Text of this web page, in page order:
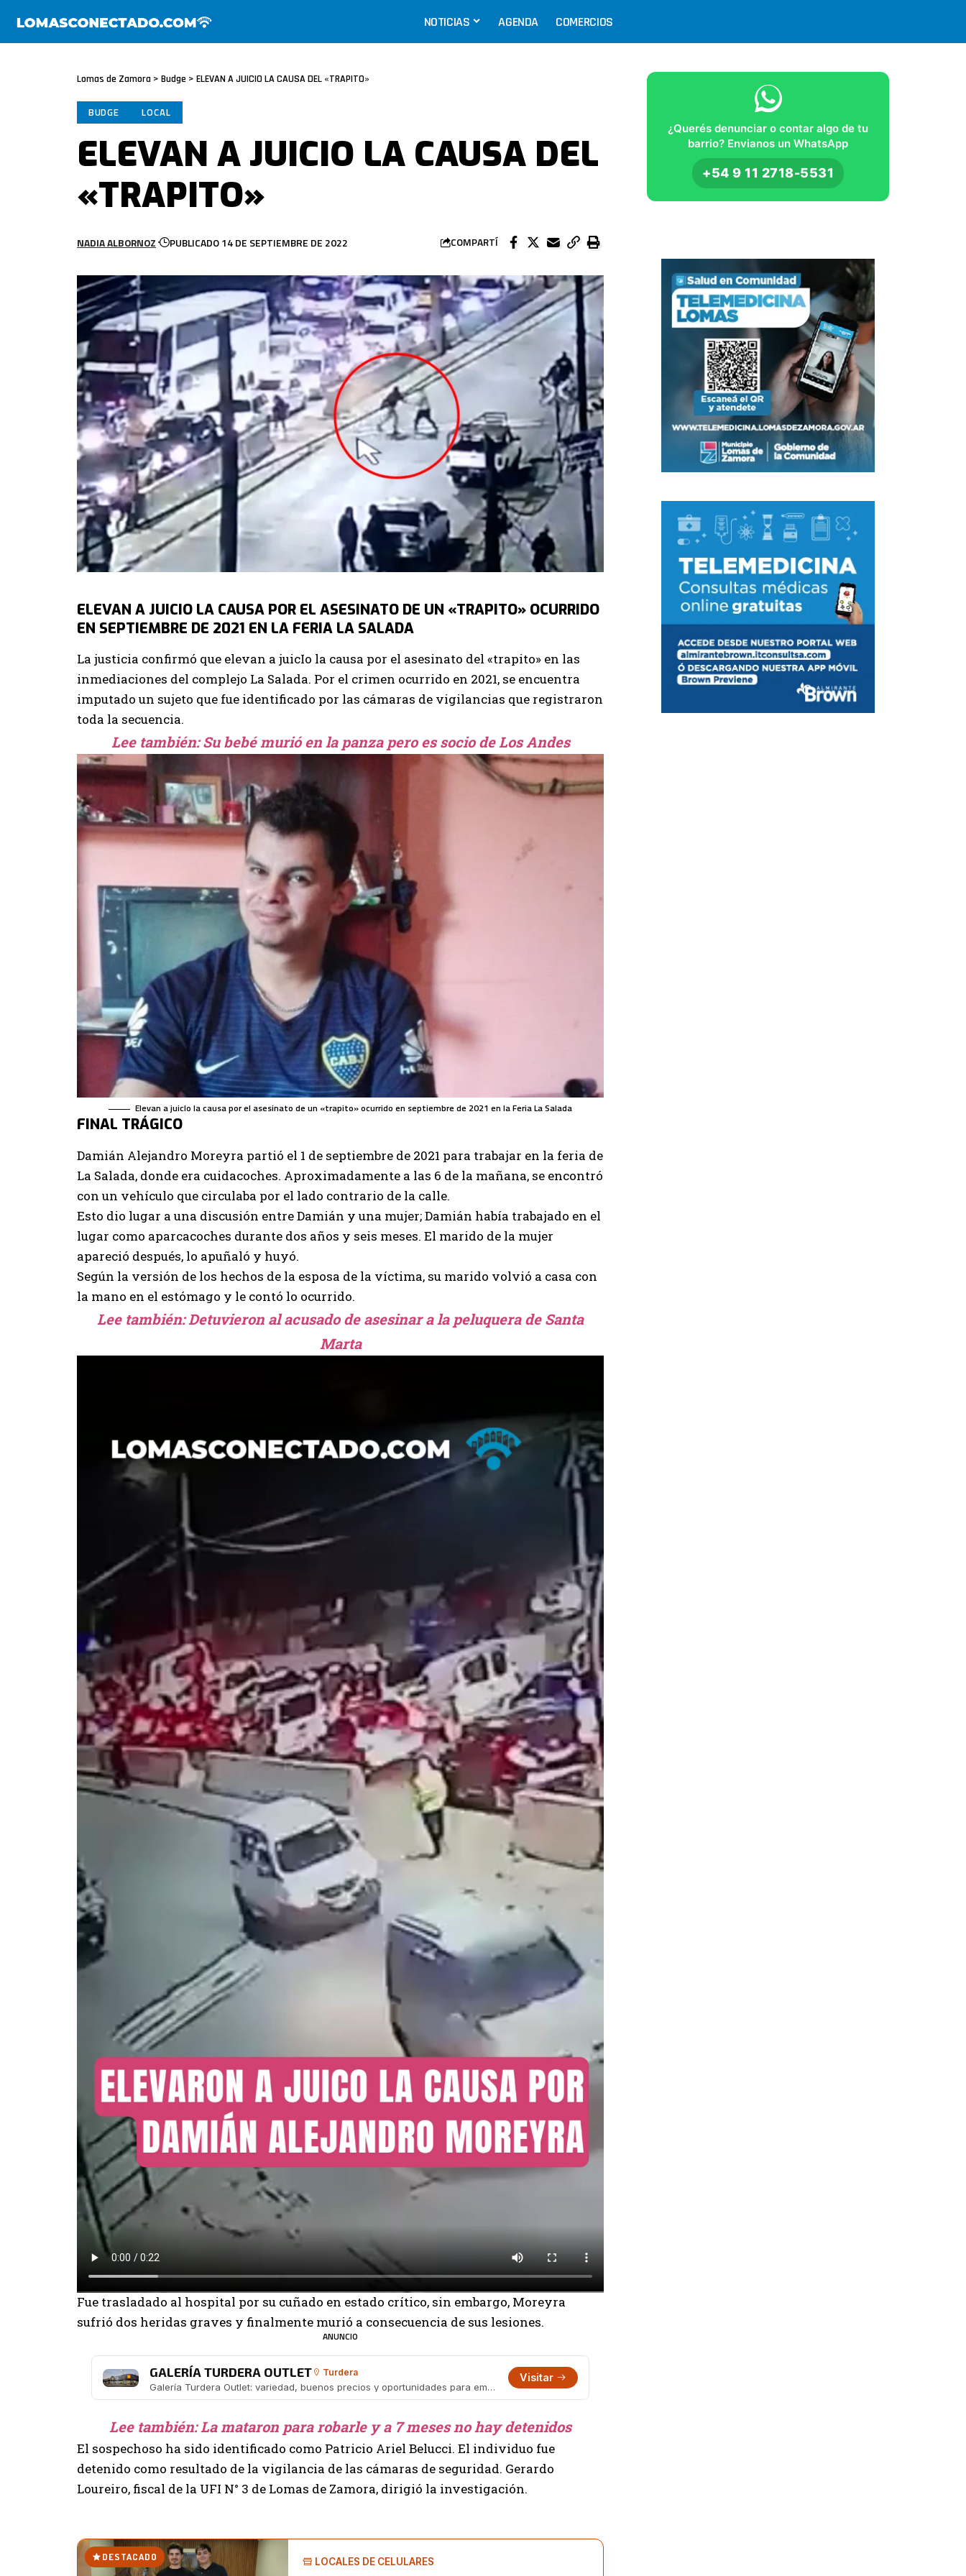
NOTICIAS AGENDA COMERCIOS
Lomas de Zamora > Budge > ELEVAN A JUICIO LA CAUSA DEL «TRAPITO»
BUDGE LOCAL
ELEVAN A JUICIO LA CAUSA DEL
«TRAPITO»
NADIA ALBORNOZ PUBLICADO 14 DE SEPTIEMBRE DE 2022 COMPARTÍ
ELEVAN A JUICIO LA CAUSA POR EL ASESINATO DE UN «TRAPITO» OCURRIDO
EN SEPTIEMBRE DE 2021 EN LA FERIA LA SALADA
La justicia confirmó que elevan a juicIo la causa por el asesinato del «trapito» en las
inmediaciones del complejo La Salada. Por el crimen ocurrido en 2021, se encuentra
imputado un sujeto que fue identificado por las cámaras de vigilancias que registraron
toda la secuencia.
Lee también:Su bebé murió en la panza pero es socio de Los Andes
Elevan a juicIo la causa por el asesinato de un «trapito» ocurrido en septiembre de 2021 en la Feria La Salada
FINAL TRÁGICO
Damián Alejandro Moreyra partió el 1 de septiembre de 2021 para trabajar en la feria de
La Salada, donde era cuidacoches. Aproximadamente a las 6 de la mañana, se encontró
con un vehículo que circulaba por el lado contrario de la calle.
Esto dio lugar a una discusión entre Damián y una mujer; Damián había trabajado en el
lugar como aparcacoches durante dos años y seis meses. El marido de la mujer
apareció después, lo apuñaló y huyó.
Según la versión de los hechos de la esposa de la víctima, su marido volvió a casa con
la mano en el estómago y le contó lo ocurrido.
Lee también:Detuvieron al acusado de asesinar a la peluquera de Santa
Marta
Fue trasladado al hospital por su cuñado en estado crítico, sin embargo, Moreyra
sufrió dos heridas graves y finalmente murió a consecuencia de sus lesiones.
ANUNCIO
GALERÍA TURDERA OUTLET Turdera
Galería Turdera Outlet: variedad, buenos precios y oportunidades para emprendedores
Visitar
Lee también:La mataron para robarle y a 7 meses no hay detenidos
El sospechoso ha sido identificado como Patricio Ariel Belucci. El individuo fue
detenido como resultado de la vigilancia de las cámaras de seguridad. Gerardo
Loureiro, fiscal de la UFI N° 3 de Lomas de Zamora, dirigió la investigación.
DESTACADO LOCALES DE CELULARES
¿Querés denunciar o contar algo de tu
barrio? Envianos un WhatsApp
+54 9 11 2718-5531